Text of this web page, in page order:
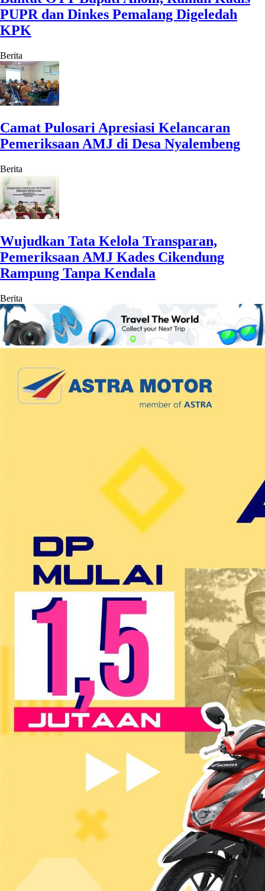
PUPR dan Dinkes Pemalang Digeledah
KPK
Berita
Camat Pulosari Apresiasi Kelancaran
Pemeriksaan AMJ di Desa Nyalembeng
Berita
Wujudkan Tata Kelola Transparan,
Pemeriksaan AMJ Kades Cikendung
Rampung Tanpa Kendala
Berita